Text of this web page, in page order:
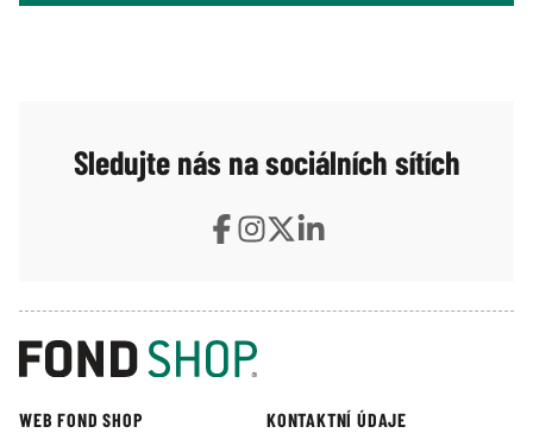
Sledujte nás na sociálních sítích
WEB FOND SHOP KONTAKTNÍ ÚDAJE